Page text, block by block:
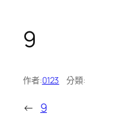
9
作者:0123 分類:
← 9